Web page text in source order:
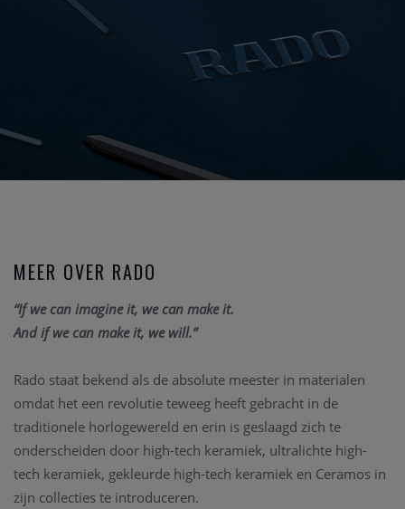
MEER OVER RADO
“If we can imagine it, we can make it.
And if we can make it, we will.”
Rado staat bekend als de absolute meester in materialen
omdat het een revolutie teweeg heeft gebracht in de
traditionele horlogewereld en erin is geslaagd zich te
onderscheiden door high-tech keramiek, ultralichte high-
tech keramiek, gekleurde high-tech keramiek en Ceramos in
zijn collecties te introduceren.